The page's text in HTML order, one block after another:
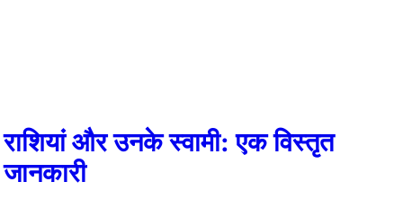
राशियां और उनके स्वामी: एक विस्तृत
जानकारी